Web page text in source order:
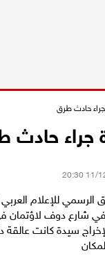
حادث طرق
جراء حادث
للإعلام
شارع دوف لاؤتمان
سيدة كانت عالقة